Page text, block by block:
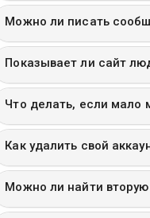
Можно ли писать
Показывает ли сайт
Что делать, если мало
Как удалить свой
Можно ли найти